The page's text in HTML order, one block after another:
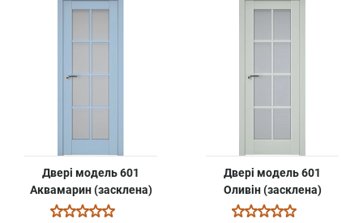
Двері модель 601
Аквамарин (засклена)
Двері модель 601
Оливін (засклена)